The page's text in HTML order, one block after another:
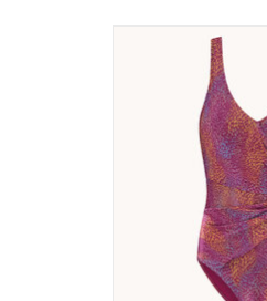
TOEVOEGEN AAN